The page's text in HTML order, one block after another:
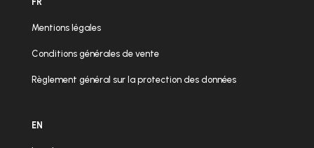
Mentions légales
Conditions générales de vente
Règlement général sur la protection des données
EN